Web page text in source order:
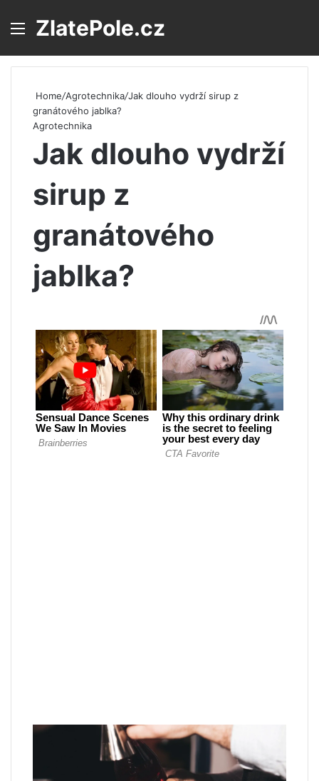
Menu
ZlatePole.cz
Home/Agrotechnika/Jak dlouho vydrží sirup z
granátového jablka?
Agrotechnika
Jak dlouho vydrží
sirup z
granátového
jablka?